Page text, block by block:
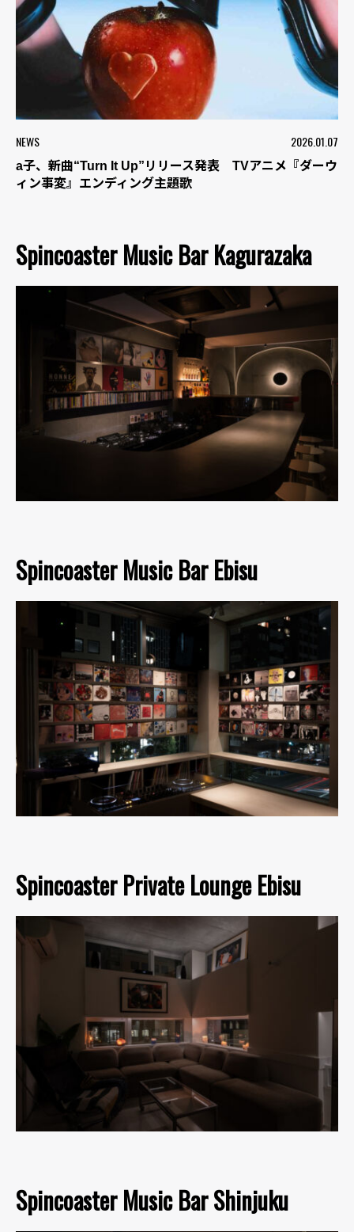
NEWS 2026.01.07
a子、新曲“Turn It Up”リリース発表 TVアニメ『ダーウ
ィン事変』エンディング主題歌
Spincoaster Music Bar Kagurazaka
Spincoaster Music Bar Ebisu
Spincoaster Private Lounge Ebisu
Spincoaster Music Bar Shinjuku